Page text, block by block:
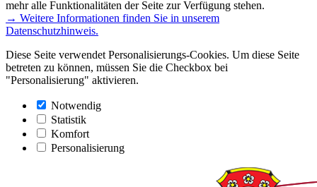
mehr alle Funktionalitäten der Seite zur Verfügung stehen.
→ Weitere Informationen finden Sie in unserem
Datenschutzhinweis.
Diese Seite verwendet Personalisierungs-Cookies. Um diese Seite
betreten zu können, müssen Sie die Checkbox bei
"Personalisierung" aktivieren.
Notwendig
Statistik
Komfort
Personalisierung